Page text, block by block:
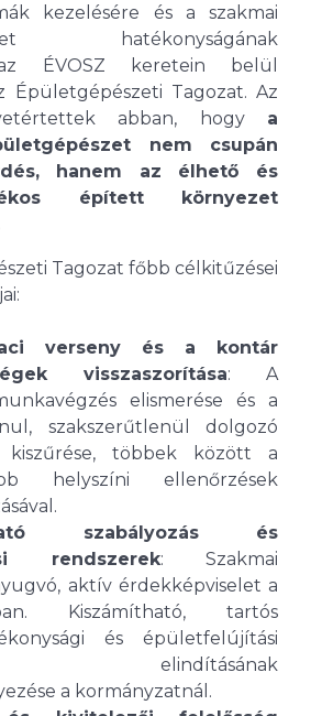
kezelésére és a szakmai
hatékonyságának
ÉVOSZ keretein belül
Épületgépészeti Tagozat. Az
abban, hogy a
nem csupán
hanem az élhető és
épített környezet
Tagozat főbb célkitűzései
verseny és a kontár
visszaszorítása: A
elismerése és a
szakszerűtlenül dolgozó
kiszűrése, többek között a
helyszíni ellenőrzések
szabályozás és
rendszerek: Szakmai
aktív érdekképviselet a
Kiszámítható, tartós
és épületfelújítási
elindításának
a kormányzatnál.